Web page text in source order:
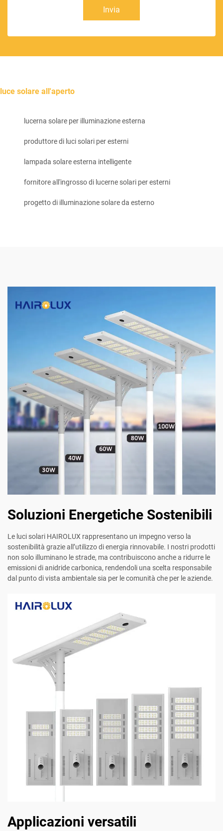
Invia
luce solare all'aperto
lucerna solare per illuminazione esterna
produttore di luci solari per esterni
lampada solare esterna intelligente
fornitore all'ingrosso di lucerne solari per esterni
progetto di illuminazione solare da esterno
Soluzioni Energetiche Sostenibili
Le luci solari HAIROLUX rappresentano un impegno verso la
sostenibilità grazie all’utilizzo di energia rinnovabile. I nostri prodotti
non solo illuminano le strade, ma contribuiscono anche a ridurre le
emissioni di anidride carbonica, rendendoli una scelta responsabile
dal punto di vista ambientale sia per le comunità che per le aziende.
Applicazioni versatili